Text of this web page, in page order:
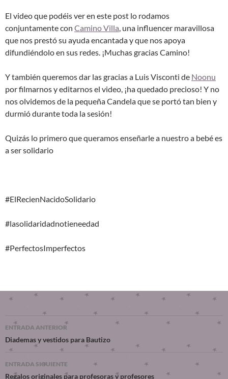
El video que podéis ver en este post lo rodamos
conjuntamente con Camino Villa, una influencer maravillosa
que nos prestó su ayuda encantada y que nos apoya
difundiéndolo en sus redes. ¡Muchas gracias Camino!
Y también queremos dar las gracias a Luis Visconti de Noonu
por filmarnos y editarnos el video, ¡ha quedado precioso! Y no
nos olvidemos de la pequeña Candela que se portó tan bien y
durmió durante toda la sesión!
Quizás lo primero que queramos enseñarle a nuestro a bebé es
a ser solidario
#ElRecienNacidoSolidario
#lasolidaridadnotieneedad
#PerfectosImperfectos
ENTRADA ANTERIOR
Diademas y vestidos para Bautizo
ENTRADA SIGUIENTE
Regalos originales para profesoras y profesores